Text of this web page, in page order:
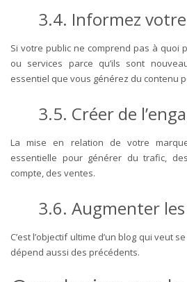
3.4. Informez
Si votre public ne comprend pas à quoi
ou services parce qu’ils sont
essentiel que vous générez du contenu
3.5. Créer de
La mise en relation de votre
essentielle pour générer du trafic,
compte, des ventes.
3.6. Augmenter
C’est l’objectif ultime d’un blog qui veut
dépend aussi des précédents.